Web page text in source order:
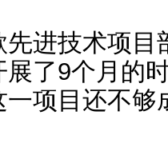
进技术项
了9个月的
项目还不够